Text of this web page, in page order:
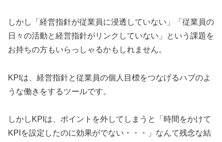
しかし「経営指針が従業員に浸透していない」「従業員の
日々の活動と経営指針がリンクしていない」という課題を
お持ちの方もいらっしゃるかもしれません。
KPIは、経営指針と従業員の個人目標をつなげるハブのよ
うな働きをするツールです。
しかしKPIは、ポイントを外してしまうと「時間をかけて
KPIを設定したのに効果がでない・・・」なんて残念な結